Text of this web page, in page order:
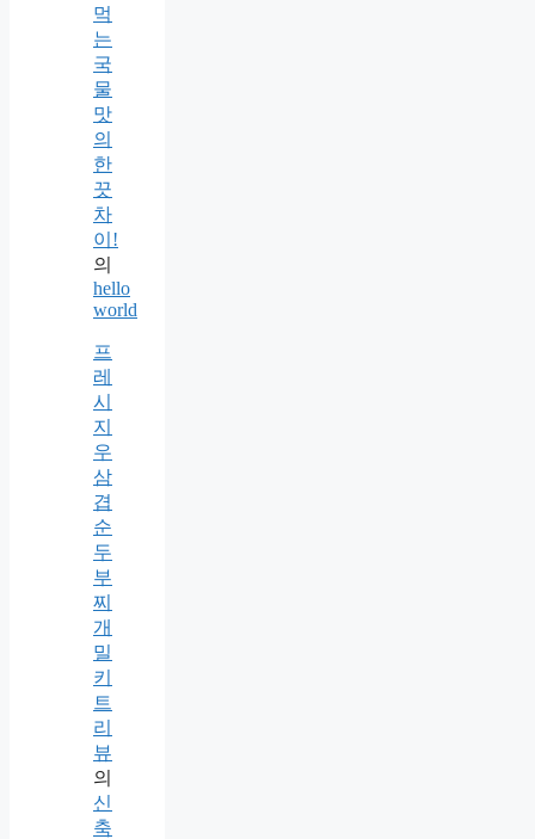
먹
는
국
물
맛
의
한
끗
차
이!
의
hello
world
프
레
시
지
우
삼
겹
순
두
부
찌
개
밀
키
트
리
뷰
의
신
축